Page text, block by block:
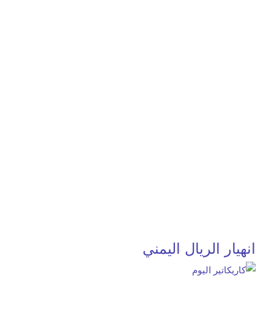
انهيار الريال اليمني